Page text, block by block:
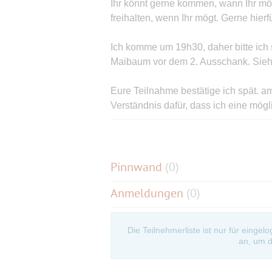
Ihr könnt gerne kommen, wann Ihr
freihalten, wenn Ihr mögt. Gerne
Ich komme um 19h30, daher bitte
Maibaum vor dem 2. Ausschank.
Eure Teilnahme bestätige ich spät.
Verständnis dafür, dass ich eine
ansprechen.
U-Bahn Halt "Gern" der U1 5 min. zu
Pinnwand (0)
Anmeldungen (0)
Die Teilnehmerliste ist nur für
an, um